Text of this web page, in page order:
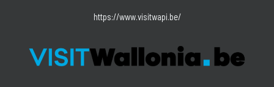
https://www.visitwapi.be/